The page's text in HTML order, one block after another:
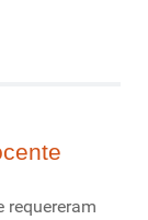
requereram